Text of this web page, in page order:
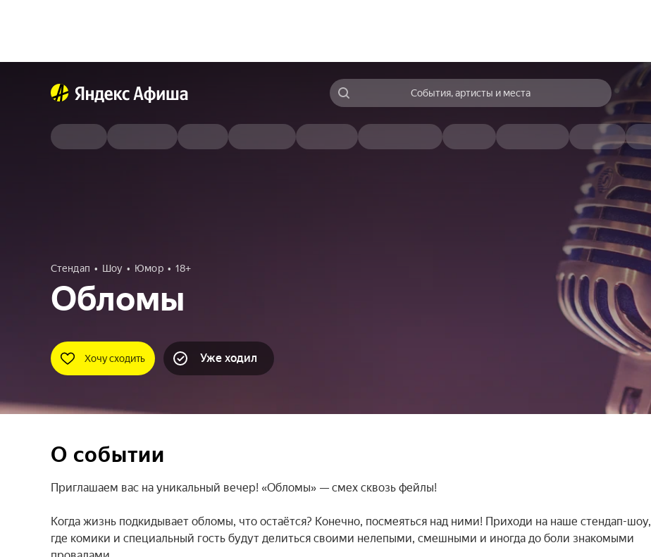
События, артисты и места
Стендап Шоу Юмор 18+
Обломы
Хочу сходить Уже ходил
О событии
Приглашаем вас на уникальный вечер! «Обломы» — смех сквозь фейлы!
Когда жизнь подкидывает обломы, что остаётся? Конечно, посмеяться над ними! Приходи на наше стендап-шоу,
где комики и специальный гость будут делиться своими нелепыми, смешными и иногда до боли знакомыми